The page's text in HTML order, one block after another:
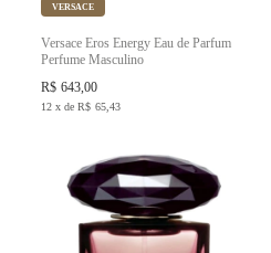
VERSACE
Versace Eros Energy Eau de Parfum
Perfume Masculino
R$ 643,00
12 x de R$ 65,43